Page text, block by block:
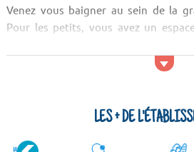
Venez vous baigner au sein de la
Pour les petits, vous avez un
cano, kayak, paddle, pêche...
LES + DE